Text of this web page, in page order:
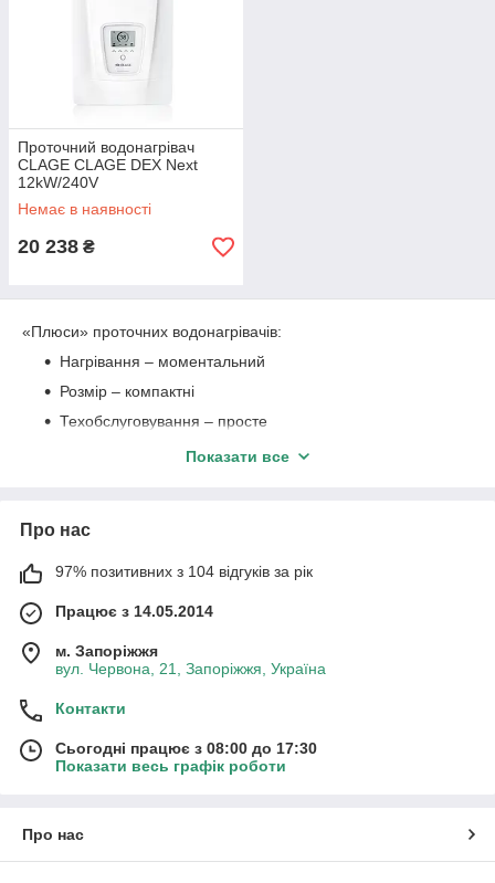
Проточний водонагрівач
CLAGE CLAGE DEX Next
12kW/240V
Немає в наявності
20 238 ₴
«Плюси» проточних водонагрівачів:
Нагрівання – моментальний
Розмір – компактні
Техобслуговування – просте
На накопичувальні бойлери ціна дещо вища, ніж на
Необхідність прокладання силового кабелю –
Залежність від температури води у водопроводі
(взимку ефективність пристрою знижується) – на виході
частіше тепла вода, а не гаряча.
Недоліком можна вважати і те, що малопотужні
проточники (варіант для стандартної квартири) здатні
Показати все
Про нас
97% позитивних з 104 відгуків за рік
Працює з 14.05.2014
м. Запоріжжя
вул. Червона, 21, Запоріжжя, Україна
Контакти
Сьогодні працює з 08:00 до 17:30
Показати весь графік роботи
Про нас